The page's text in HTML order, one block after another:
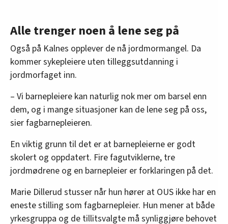
Alle trenger noen å lene seg på
Også på Kalnes opplever de nå jordmormangel. Da
kommer sykepleiere uten tilleggsutdanning i
jordmorfaget inn.
– Vi barnepleiere kan naturlig nok mer om barsel enn
dem, og i mange situasjoner kan de lene seg på oss,
sier fagbarnepleieren.
En viktig grunn til det er at barnepleierne er godt
skolert og oppdatert. Fire fagutviklerne, tre
jordmødrene og en barnepleier er forklaringen på det.
Marie Dillerud stusser når hun hører at OUS ikke har en
eneste stilling som fagbarnepleier. Hun mener at både
yrkesgruppa og de tillitsvalgte må synliggjøre behovet